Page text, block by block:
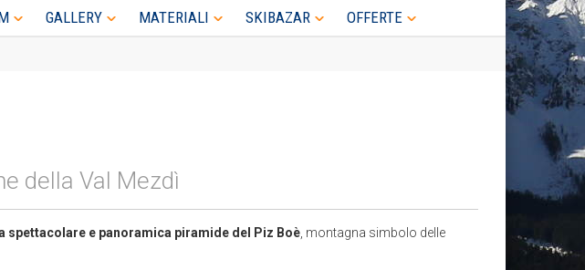
GALLERY MATERIALI SKIBAZAR OFFERTE
della Val Mezdì
spettacolare e panoramica piramide del Piz Boè , montagna simbolo delle